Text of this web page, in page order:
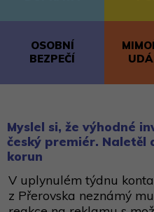
OSOBNÍ
BEZPEČÍ
Myslel si, že výhodné
český premiér. Naletěl
korun
V uplynulém týdnu
z Přerovska neznámý